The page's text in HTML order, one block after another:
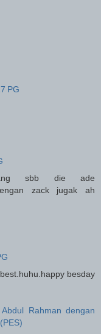
PG
sbb die ade
zack jugak ah
besday
Rahman dengan